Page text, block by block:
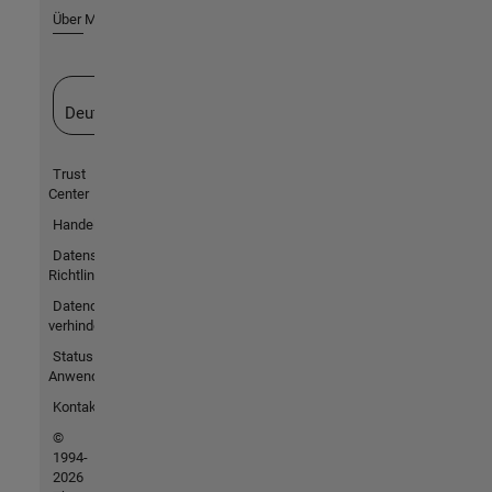
Über MathWorks
Deutschland
Trust
Center
Handelsmarken
Datenschutz-
Richtlinien
Datendiebstahl
verhindern
Status von
Anwendungen
Kontakt
©
1994-
2026